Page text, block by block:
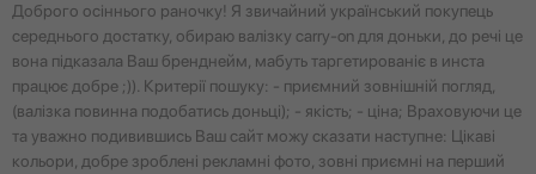
Доброго осіннього раночку! Я звичайний український покупець
середнього достатку, обираю валізку carry-on для доньки, до речі це
вона підказала Ваш бренднейм, мабуть таргетированіє в инста
працює добре ;)). Критерії пошуку: - приємний зовнішній погляд,
(валізка повинна подобатись доньці); - якість; - ціна; Враховуючи це
та уважно подивившись Ваш сайт можу сказати наступне: Цікаві
кольори, добре зроблені рекламні фото, зовні приємні на перший